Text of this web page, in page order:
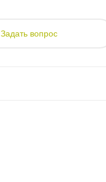
Задать вопрос